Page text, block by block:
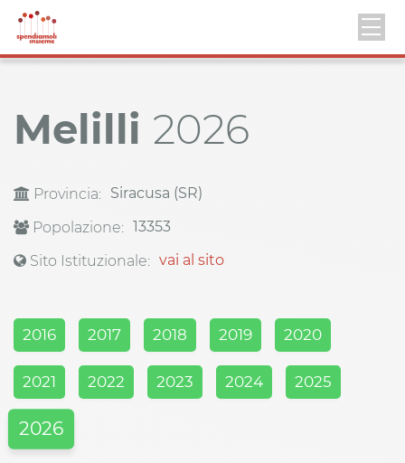
Melilli 2026
Provincia:
Siracusa (SR)
Popolazione: 13353
Sito Istituzionale: vai al sito
2016 2017 2018 2019 2020
2021 2022 2023 2024 2025
2026